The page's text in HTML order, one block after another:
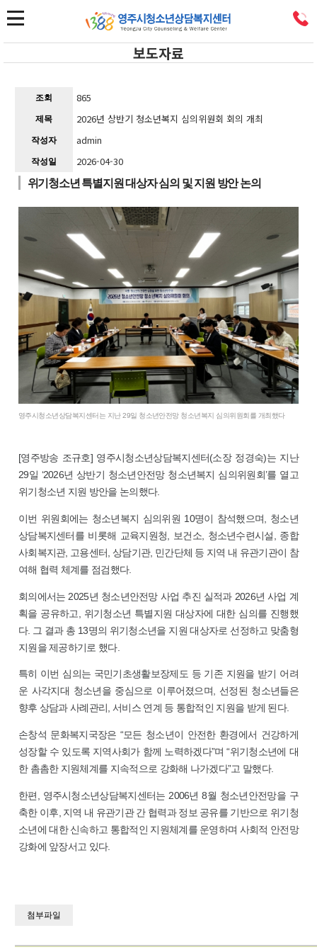
보도자료
조회 865
제목 2026년 상반기 청소년복지 심의위원회 회의 개최
작성자 admin
작성일 2026-04-30
위기청소년 특별지원 대상자 심의 및 지원 방안 논의
영주시청소년상담복지센터는 지난 29일 청소년안전망 청소년복지 심의위원회를 개최했다
[영주방송 조규호] 영주시청소년상담복지센터(소장 정경숙)는 지난
29일 ‘2026년 상반기 청소년안전망 청소년복지 심의위원회’를 열고
위기청소년 지원 방안을 논의했다.
이번 위원회에는 청소년복지 심의위원 10명이 참석했으며, 청소년
상담복지센터를 비롯해 교육지원청, 보건소, 청소년수련시설, 종합
사회복지관, 고용센터, 상담기관, 민간단체 등 지역 내 유관기관이 참
여해 협력 체계를 점검했다.
회의에서는 2025년 청소년안전망 사업 추진 실적과 2026년 사업 계
획을 공유하고, 위기청소년 특별지원 대상자에 대한 심의를 진행했
다. 그 결과 총 13명의 위기청소년을 지원 대상자로 선정하고 맞춤형
지원을 제공하기로 했다.
특히 이번 심의는 국민기초생활보장제도 등 기존 지원을 받기 어려
운 사각지대 청소년을 중심으로 이루어졌으며, 선정된 청소년들은
향후 상담과 사례관리, 서비스 연계 등 통합적인 지원을 받게 된다.
손창석 문화복지국장은 “모든 청소년이 안전한 환경에서 건강하게
성장할 수 있도록 지역사회가 함께 노력하겠다”며 “위기청소년에 대
한 촘촘한 지원체계를 지속적으로 강화해 나가겠다”고 말했다.
한편, 영주시청소년상담복지센터는 2006년 8월 청소년안전망을 구
축한 이후, 지역 내 유관기관 간 협력과 정보 공유를 기반으로 위기청
소년에 대한 신속하고 통합적인 지원체계를 운영하며 사회적 안전망
강화에 앞장서고 있다.
첨부파일